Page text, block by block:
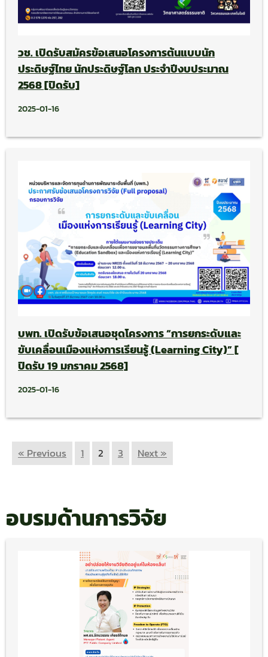
วช. เปิดรับสมัครข้อเสนอโครงการต้นแบบนัก
ประดิษฐ์ไทย นักประดิษฐ์โลก ประจำปีงบประมาณ
2568 [ปิดรับ]
2025-01-16
บพท. เปิดรับข้อเสนอชุดโครงการ “การยกระดับและ
ขับเคลื่อนเมืองแห่งการเรียนรู้ (Learning City)” [
ปิดรับ 19 มกราคม 2568]
2025-01-16
« Previous 1 2 3 Next »
อบรมด้านการวิจัย